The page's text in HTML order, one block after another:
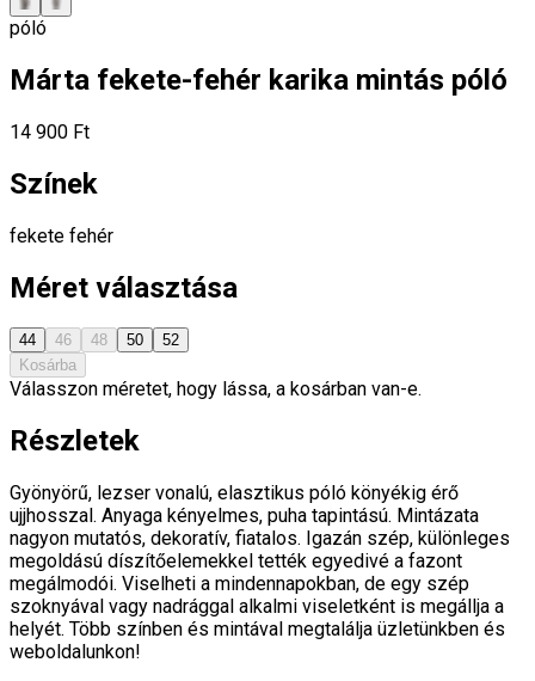
póló
Márta fekete-fehér karika mintás póló
14 900 Ft
Színek
fekete fehér
Méret választása
44 46 48 50
52
Kosárba
Válasszon méretet, hogy lássa, a kosárban van-e.
Részletek
Gyönyörű, lezser vonalú, elasztikus póló könyékig érő
ujjhosszal. Anyaga kényelmes, puha tapintású. Mintázata
nagyon mutatós, dekoratív, fiatalos. Igazán szép, különleges
megoldású díszítőelemekkel tették egyedivé a fazont
megálmodói. Viselheti a mindennapokban, de egy szép
szoknyával vagy nadrággal alkalmi viseletként is megállja a
helyét. Több színben és mintával megtalálja üzletünkben és
weboldalunkon!